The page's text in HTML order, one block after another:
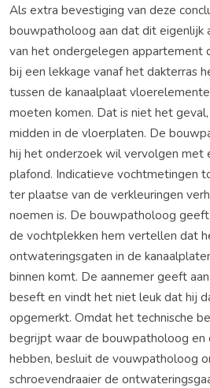
Als extra bevestiging van deze
bouwpatholoog aan dat dit eigenlijk
van het ondergelegen appartement
bij een lekkage vanaf het dakterras
tussen de kanaalplaat
moeten komen. Dat is niet het
midden in de vloerplaten. De
hij het onderzoek wil vervolgen met
plafond. Indicatieve vochtmetingen
ter plaatse van de verkleuringen
noemen is. De bouwpatholoog
de vochtplekken hem vertellen dat
ontwateringsgaten in de
binnen komt. De aannemer geeft
beseft en vindt het niet leuk dat hij
opgemerkt. Omdat het technische
begrijpt waar de bouwpatholoog en
hebben, besluit de vouwpatholoog
schroevendraaier de